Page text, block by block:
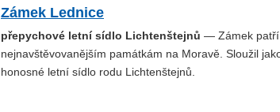
Zámek Lednice
přepychové letní sídlo Lichtenštejnů — Zámek
nejnavštěvovanějším památkám na Moravě. Sloužil
honosné letní sídlo rodu Lichtenštejnů.